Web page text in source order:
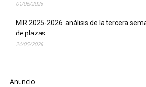
01/06/2026
MIR 2025-2026: análisis de la tercera
de plazas
24/05/2026
Anuncio